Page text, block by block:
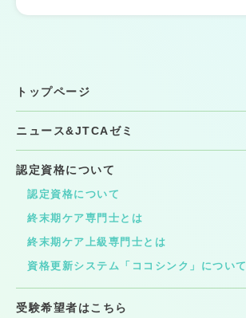
トップページ
ニュース&JTCAゼミ
認定資格について
認定資格について
終末期ケア専門士とは
終末期ケア上級専門士とは
資格更新システム「ココシンク」について
受験希望者はこちら